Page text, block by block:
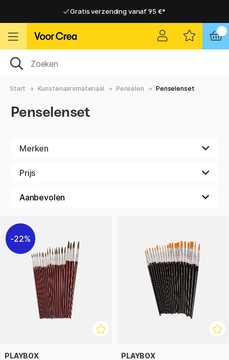
Gratis verzending vanaf 95 €*
Gratis verzending vanaf 95 €*
Start Kunstenaarsmateriaal Penselen Penselenset
Penselenset
Merken
Prijs
22%
PLAYBOX PLAYBOX